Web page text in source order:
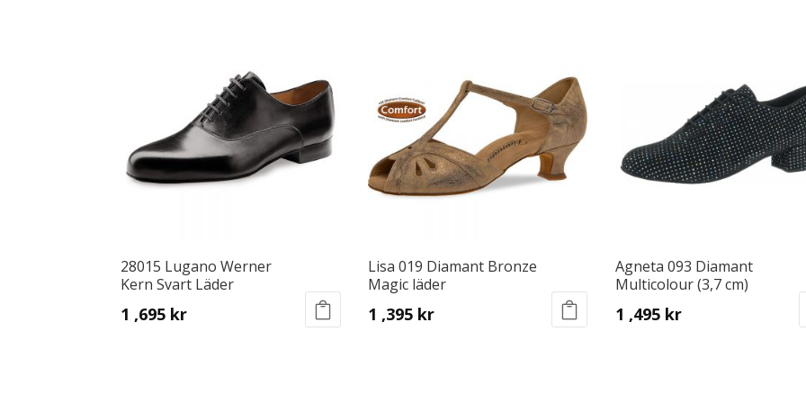
28015 Lugano Werner
Kern Svart Läder
1 ,695 kr
Lisa 019 Diamant Bronze
Magic läder
1 ,395 kr
Agneta 093 Diamant
Multicolour (3,7 cm)
1 ,495 kr